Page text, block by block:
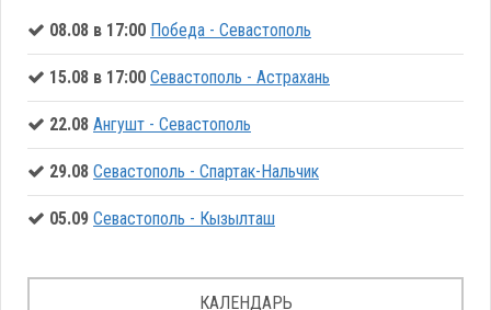
08.08 в 17:00 Победа - Севастополь
15.08 в 17:00 Севастополь - Астрахань
22.08 Ангушт - Севастополь
29.08 Севастополь - Спартак-Нальчик
05.09 Севастополь - Кызылташ
КАЛЕНДАРЬ